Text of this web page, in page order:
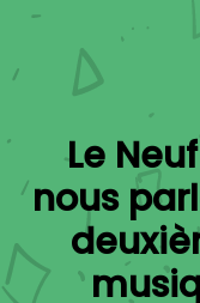
Le
nous